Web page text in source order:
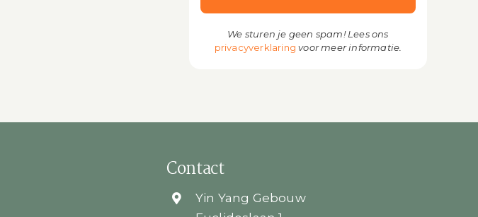
We sturen je geen spam! Lees ons
privacyverklaring voor meer informatie.
Contact
Yin Yang Gebouw